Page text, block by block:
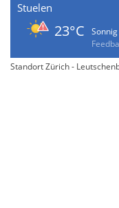
Stuelen
23°C
Sonnig
Standort Zürich -